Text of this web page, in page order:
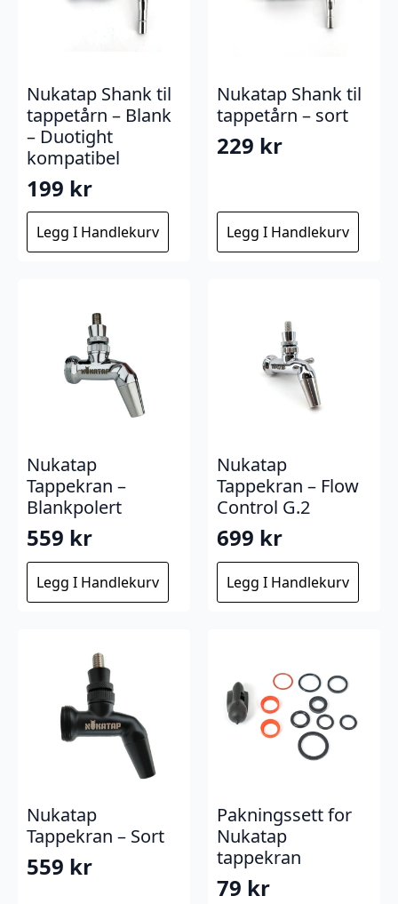
Nukatap Shank til
tappetårn – Blank
– Duotight
kompatibel
199 kr
Legg I Handlekurv
Nukatap Shank til
tappetårn – sort
229 kr
Legg I Handlekurv
Nukatap
Tappekran –
Blankpolert
559 kr
Legg I Handlekurv
Nukatap
Tappekran – Flow
Control G.2
699 kr
Legg I Handlekurv
Nukatap
Tappekran – Sort
559 kr
Pakningssett for
Nukatap
tappekran
79 kr